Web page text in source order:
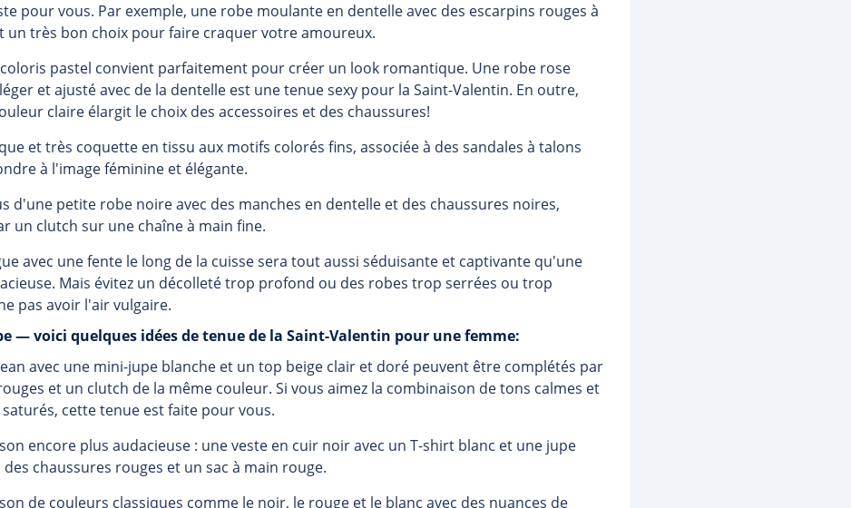
pour vous. Par exemple, une robe moulante en dentelle avec des escarpins rouges à
un très bon choix pour faire craquer votre amoureux.
pastel convient parfaitement pour créer un look romantique. Une robe rose
et ajusté avec de la dentelle est une tenue sexy pour la Saint-Valentin. En outre,
claire élargit le choix des accessoires et des chaussures!
et très coquette en tissu aux motifs colorés fins, associée à des sandales à talons
à l'image féminine et élégante.
d'une petite robe noire avec des manches en dentelle et des chaussures noires,
un clutch sur une chaîne à main fine.
avec une fente le long de la cuisse sera tout aussi séduisante et captivante qu'une
Mais évitez un décolleté trop profond ou des robes trop serrées ou trop
pas avoir l'air vulgaire.
— voici quelques idées de tenue de la Saint-Valentin pour une femme:
avec une mini-jupe blanche et un top beige clair et doré peuvent être complétés par
et un clutch de la même couleur. Si vous aimez la combinaison de tons calmes et
cette tenue est faite pour vous.
encore plus audacieuse : une veste en cuir noir avec un T-shirt blanc et une jupe
chaussures rouges et un sac à main rouge.
de couleurs classiques comme le noir, le rouge et le blanc avec des nuances de